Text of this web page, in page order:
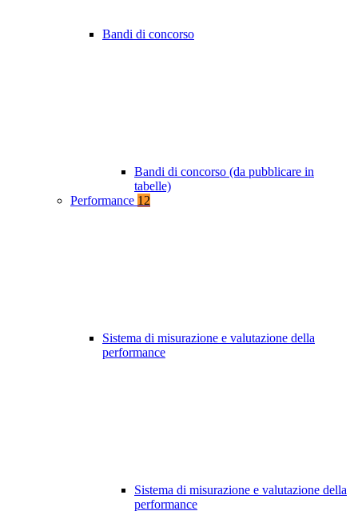
Bandi di concorso
Bandi di concorso (da pubblicare in
tabelle)
Performance 12
Sistema di misurazione e valutazione della
performance
Sistema di misurazione e valutazione della
performance